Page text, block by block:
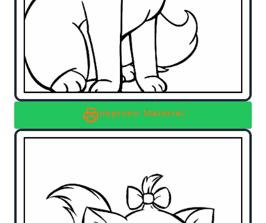
Imprimir Material